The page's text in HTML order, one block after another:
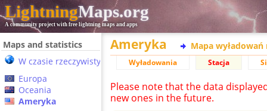
LightningMaps.org
A community project with free lightning maps and apps
Maps and statistics
W czasie rzeczywistym
Europa
Oceania
Ameryka
Ameryka Mapa wyładowań
Wyładowania Stacja
Please note that the data
new ones in the future.